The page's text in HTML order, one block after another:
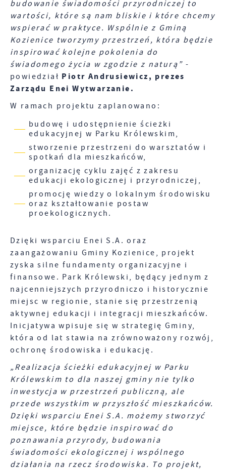
budowanie świadomości przyrodniczej to
wartości, które są nam bliskie i które chcemy
wspierać w praktyce. Wspólnie z Gminą
Kozienice tworzymy przestrzeń, która będzie
inspirować kolejne pokolenia do
świadomego życia w zgodzie z naturą” -
powiedział Piotr Andrusiewicz, prezes
Zarządu Enei Wytwarzanie.
W ramach projektu zaplanowano:
budowę i udostępnienie ścieżki
edukacyjnej w Parku Królewskim,
stworzenie przestrzeni do warsztatów i
spotkań dla mieszkańców,
organizację cyklu zajęć z zakresu
edukacji ekologicznej i przyrodniczej,
promocję wiedzy o lokalnym środowisku
oraz kształtowanie postaw
proekologicznych.
Dzięki wsparciu Enei S.A. oraz
zaangażowaniu Gminy Kozienice, projekt
zyska silne fundamenty organizacyjne i
finansowe. Park Królewski, będący jednym z
najcenniejszych przyrodniczo i historycznie
miejsc w regionie, stanie się przestrzenią
aktywnej edukacji i integracji mieszkańców.
Inicjatywa wpisuje się w strategię Gminy,
która od lat stawia na zrównoważony rozwój,
ochronę środowiska i edukację.
„Realizacja ścieżki edukacyjnej w Parku
Królewskim to dla naszej gminy nie tylko
inwestycja w przestrzeń publiczną, ale
przede wszystkim w przyszłość mieszkańców.
Dzięki wsparciu Enei S.A. możemy stworzyć
miejsce, które będzie inspirować do
poznawania przyrody, budowania
świadomości ekologicznej i wspólnego
działania na rzecz środowiska. To projekt,